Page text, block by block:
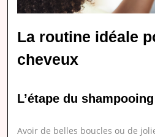
La routine idéale
cheveux
L’étape du shampooing
Avoir de belles boucles ou de